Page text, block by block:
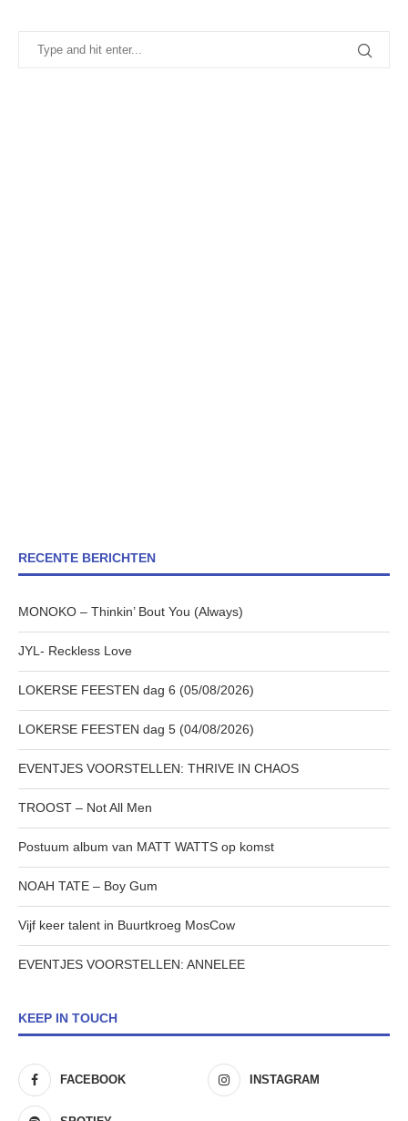
RECENTE BERICHTEN
MONOKO – Thinkin’ Bout You (Always)
JYL- Reckless Love
LOKERSE FEESTEN dag 6 (05/08/2026)
LOKERSE FEESTEN dag 5 (04/08/2026)
EVENTJES VOORSTELLEN: THRIVE IN CHAOS
TROOST – Not All Men
Postuum album van MATT WATTS op komst
NOAH TATE – Boy Gum
Vijf keer talent in Buurtkroeg MosCow
EVENTJES VOORSTELLEN: ANNELEE
KEEP IN TOUCH
FACEBOOK INSTAGRAM